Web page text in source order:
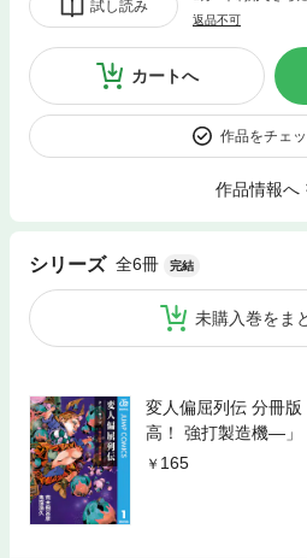
試し読み
返品不可
カートへ
作品をチェ
作品情報へ
シリーズ 全6冊 完結
未購入巻をま
変人偏屈列伝 分冊
高！ 強打製造機―」
165